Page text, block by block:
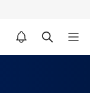
알림설정 바로가기 검색 바로가기 메뉴 열기